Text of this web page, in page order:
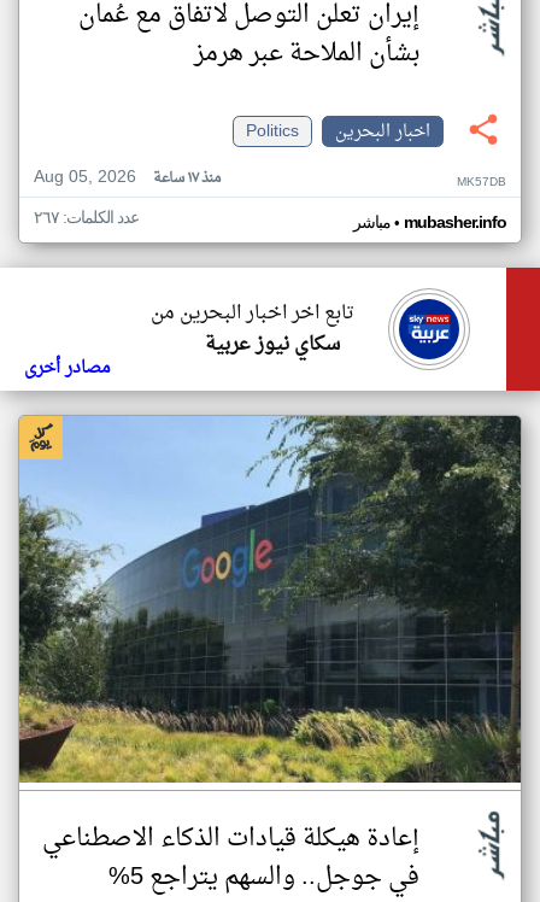
إيران تعلن التوصل لاتفاق مع عُمان
بشأن الملاحة عبر هرمز
اخبار البحرين
Politics
Aug 05, 2026
منذ ١٧ ساعة MK57DB
مباشر• mubasher.info عدد الكلمات: ٢٦٧
تابع اخر اخبار البحرين من
سكاي نيوز عربية
مصادر أخرى
إعادة هيكلة قيادات الذكاء الاصطناعي
في جوجل.. والسهم يتراجع 5%